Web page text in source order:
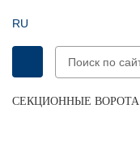
RU
СЕКЦИОННЫЕ ВОРОТА